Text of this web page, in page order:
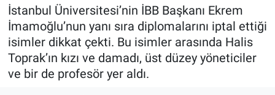
İstanbul Üniversitesi’nin İBB Başkanı Ekrem
İmamoğlu’nun yanı sıra diplomalarını iptal ettiği
isimler dikkat çekti. Bu isimler arasında Halis
Toprak’ın kızı ve damadı, üst düzey yöneticiler
ve bir de profesör yer aldı.
Dünya
Ege Saati
Ege'den Esintiler
Spor
Yayın Akışı
İletişim
Son Dakika Haberleri
Haber Arşivi